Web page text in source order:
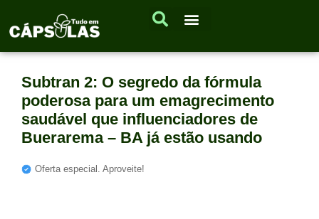
Subtran 2: O segredo da fórmula
poderosa para um emagrecimento
saudável que influenciadores de
Buerarema – BA já estão usando
Oferta especial. Aproveite!